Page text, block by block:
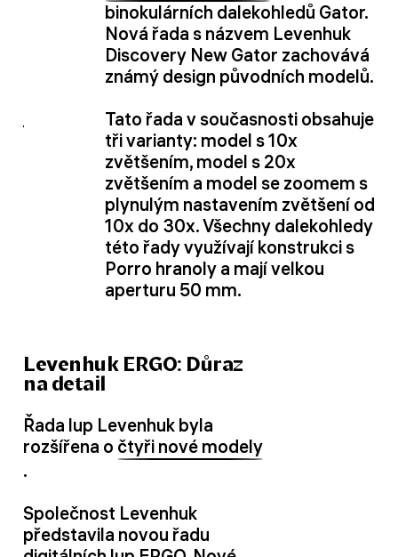
binokulárních dalekohledů Gator.
Nová řada s názvem Levenhuk
Discovery New Gator zachovává
známý design původních modelů.
Tato řada v současnosti obsahuje
tři varianty: model s 10x
zvětšením, model s 20x
zvětšením a model se zoomem s
plynulým nastavením zvětšení od
10x do 30x. Všechny dalekohledy
této řady využívají konstrukci s
Porro hranoly a mají velkou
aperturu 50 mm.
Levenhuk ERGO: Důraz
na detail
Řada lup Levenhuk byla
rozšířena o čtyři nové modely
.
Společnost Levenhuk
představila novou řadu